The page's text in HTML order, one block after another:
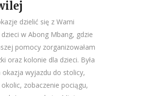
dzielić się z Wami
w Abong Mbang, gdzie
pomocy zorganizowałam
oraz kolonie dla dzieci. Była
wyjazdu do stolicy,
zobaczenie pociągu,